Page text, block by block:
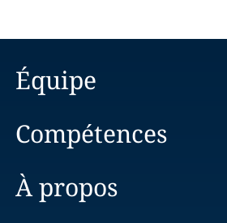
Équipe
Compétences
À propos